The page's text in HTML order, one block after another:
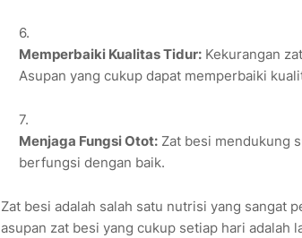
Memperbaiki Kualitas Tidur: Kekurangan
Asupan yang cukup dapat memperbaiki
Menjaga Fungsi Otot: Zat besi mendukung
berfungsi dengan baik.
Zat besi adalah salah satu nutrisi yang sangat
asupan zat besi yang cukup setiap hari adalah